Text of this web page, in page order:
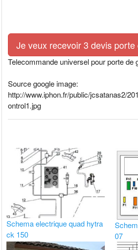
Je veux recevoir 3 devis
Telecommande universel pour porte de
Source google image:
http://www.iphon.fr/public/jcsatanas2/
ontrol1.jpg
Schema electrique quad hytra
ck 150
07